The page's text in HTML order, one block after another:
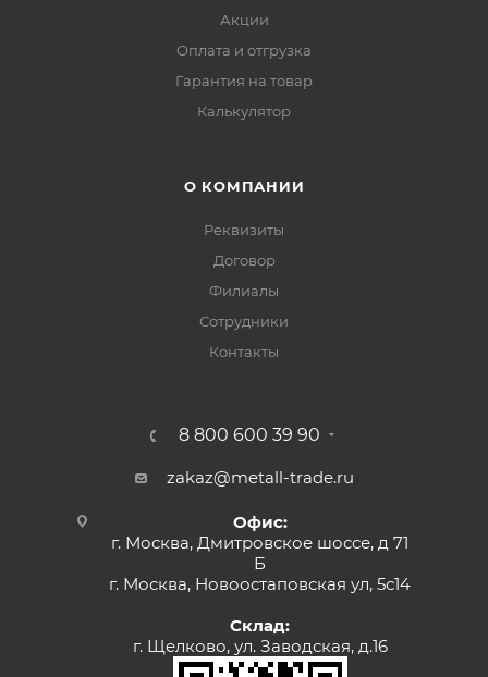
Акции
Оплата и отгрузка
Гарантия на товар
Калькулятор
О КОМПАНИИ
Реквизиты
Договор
Филиалы
Сотрудники
Контакты
8 800 600 39 90
zakaz@metall-trade.ru
Офис:
г. Москва, Дмитровское шоссе, д 71
Б
г. Москва, Новоостаповская ул, 5с14
Склад:
г. Щелково, ул. Заводская, д.16